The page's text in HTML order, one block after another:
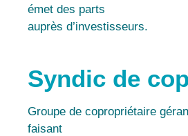
émet des parts
auprès d’investisseurs.
Syndic de
Groupe de copropriétaire
faisant